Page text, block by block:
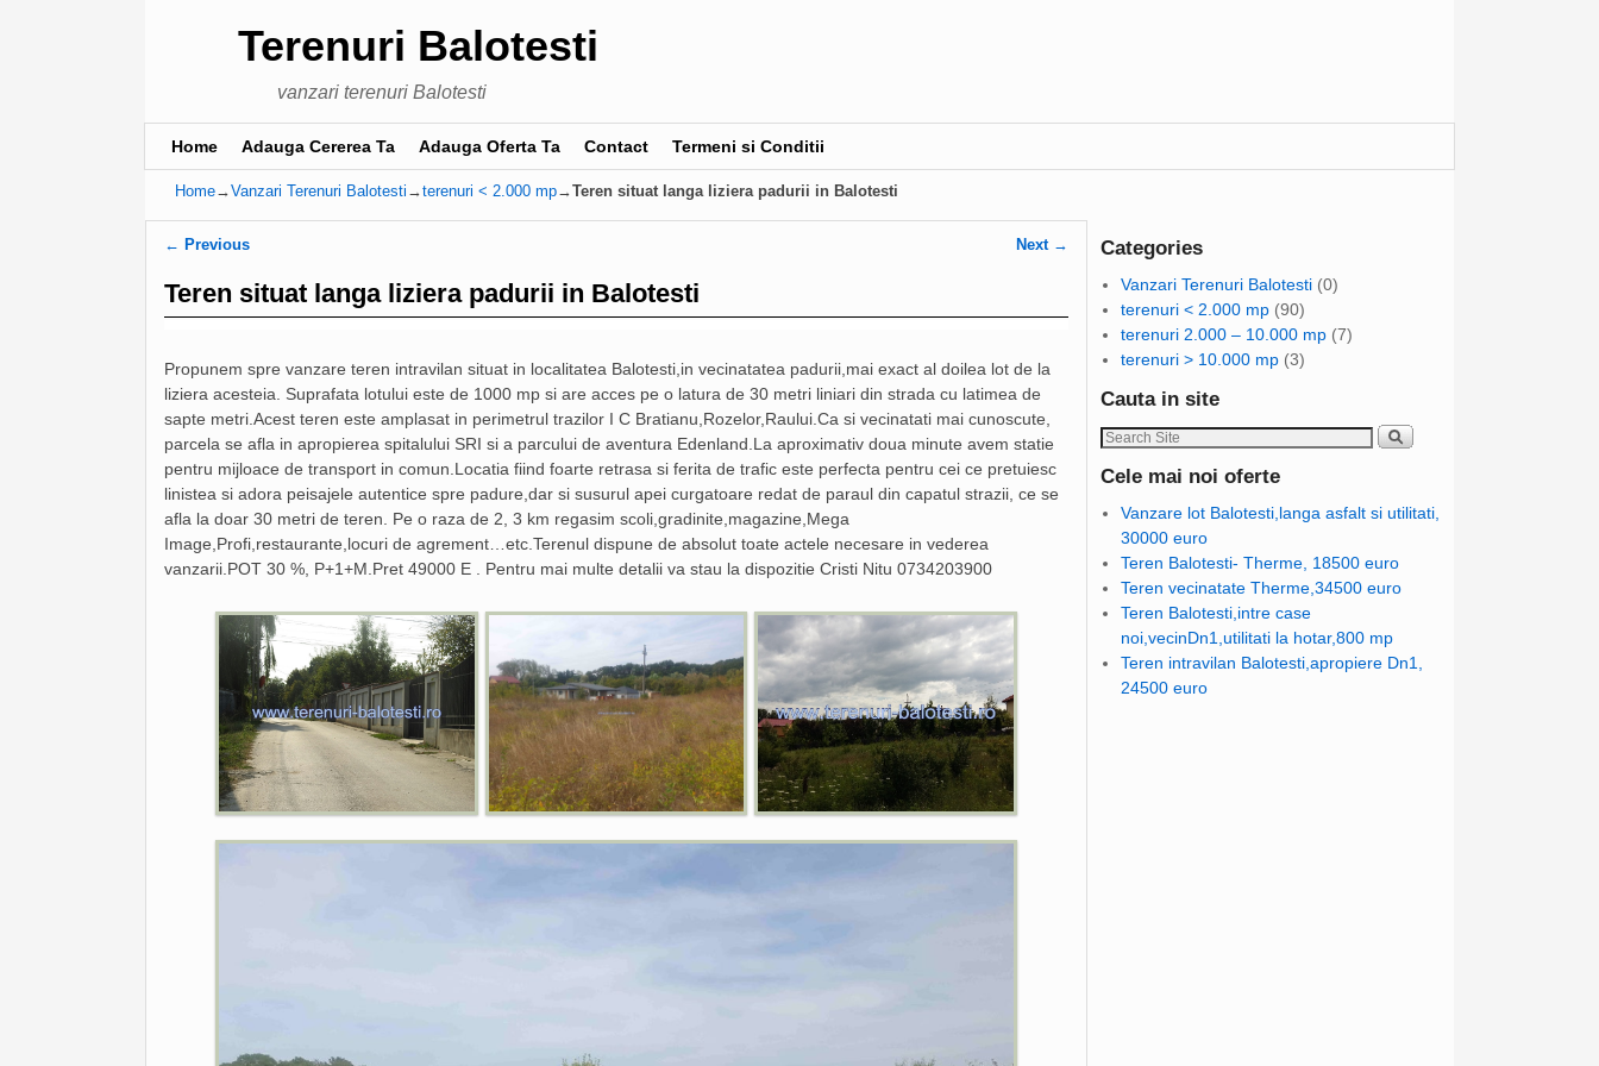
Terenuri Balotesti
vanzari terenuri Balotesti
Skip to primary content
Skip to secondary content
Home Adauga Cererea Ta Adauga Oferta Ta Contact Termeni si Conditii
Home→Vanzari Terenuri Balotesti →terenuri < 2.000 mp→Teren situat langa liziera padurii in Balotesti
Post navigation
← Previous Next →
Teren situat langa liziera padurii in Balotesti
Propunem spre vanzare teren intravilan situat in localitatea Balotesti,in vecinatatea padurii,mai exact al doilea lot de la
liziera acesteia. Suprafata lotului este de 1000 mp si are acces pe o latura de 30 metri liniari din strada cu latimea de
sapte metri.Acest teren este amplasat in perimetrul trazilor I C Bratianu,Rozelor,Raului.Ca si vecinatati mai cunoscute,
parcela se afla in apropierea spitalului SRI si a parcului de aventura Edenland.La aproximativ doua minute avem statie
pentru mijloace de transport in comun.Locatia fiind foarte retrasa si ferita de trafic este perfecta pentru cei ce pretuiesc
linistea si adora peisajele autentice spre padure,dar si susurul apei curgatoare redat de paraul din capatul strazii, ce se
afla la doar 30 metri de teren. Pe o raza de 2, 3 km regasim scoli,gradinite,magazine,Mega
Image,Profi,restaurante,locuri de agrement…etc.Terenul dispune de absolut toate actele necesare in vederea
vanzarii.POT 30 %, P+1+M.Pret 49000 E . Pentru mai multe detalii va stau la dispozitie Cristi Nitu 0734203900
Categories
Vanzari Terenuri Balotesti (0)
terenuri < 2.000 mp (90)
terenuri 2.000 – 10.000 mp (7)
terenuri > 10.000 mp (3)
Cauta in site
Cele mai noi oferte
Vanzare lot Balotesti,langa asfalt si utilitati,
30000 euro
Teren Balotesti- Therme, 18500 euro
Teren vecinatate Therme,34500 euro
Teren Balotesti,intre case
noi,vecinDn1,utilitati la hotar,800 mp
Teren intravilan Balotesti,apropiere Dn1,
24500 euro